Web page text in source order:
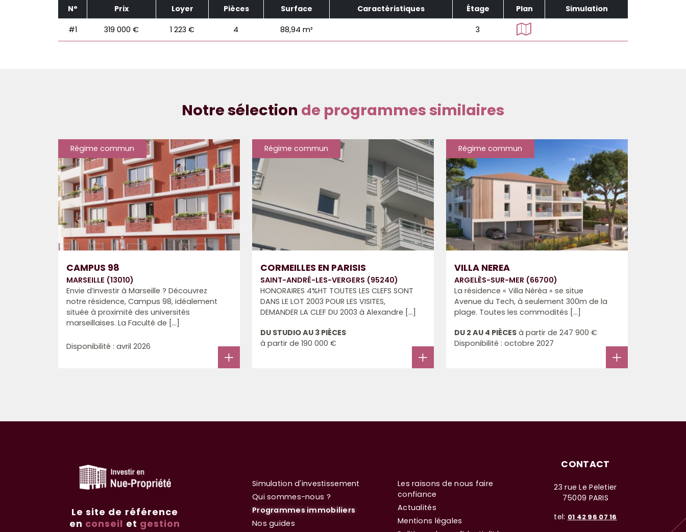
N° Prix Loyer Pièces Surface Caractéristiques Étage Plan Simulation
#1 319 000 € 1 223 € 4 88,94 m² 3
Notre sélection de programmes similaires
Régime commun
CAMPUS 98
MARSEILLE (13010)
Envie d’investir à Marseille ? Découvrez
notre résidence, Campus 98, idéalement
située à proximité des universités
marseillaises. La Faculté de [...]
Disponibilité : avril 2026
Régime commun
CORMEILLES EN PARISIS
SAINT-ANDRÉ-LES-VERGERS (95240)
HONORAIRES 4%HT TOUTES LES CLEFS SONT
DANS LE LOT 2003 POUR LES VISITES,
DEMANDER LA CLEF DU 2003 à Alexandre [...]
DU STUDIO AU 3 PIÈCES
à partir de 190 000 €
Régime commun
VILLA NEREA
ARGELÈS-SUR-MER (66700)
La résidence « Villa Néréa » se situe
Avenue du Tech, à seulement 300m de la
plage. Toutes les commodités [...]
DU 2 AU 4 PIÈCES à partir de 247 900 €
Disponibilité : octobre 2027
Le site de référence
en conseil et gestion
Simulation d'investissement
Qui sommes-nous ?
Programmes immobiliers
Nos guides
Les raisons de nous faire
confiance
Actualités
Mentions légales
CONTACT
23 rue Le Peletier
75009 PARIS
tel: 01 42 96 07 16